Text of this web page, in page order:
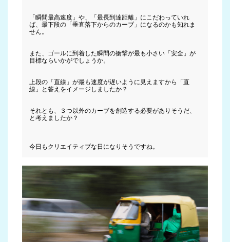
「瞬間最高速度」や、「最長到達距離」にこだわっていれ
ば、最下段の「垂直落下からのカーブ」になるのかも知れま
せん。
また、ゴールに到着した瞬間の衝撃が最も小さい「安全」が
目標ならいかがでしょうか。
上段の「直線」が最も速度が遅いように見えますから「直
線」と答えをイメージしましたか？
それとも、３つ以外のカーブを創造する必要がありそうだ、
と考えましたか？